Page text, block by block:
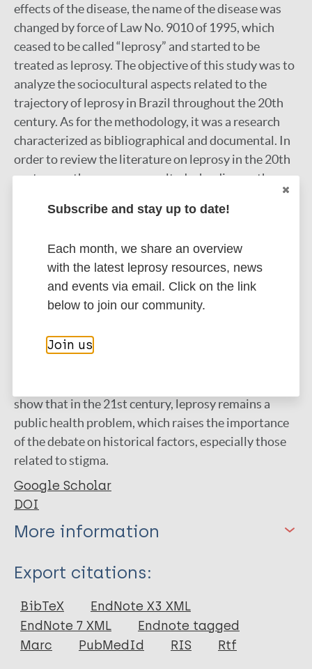
effects of the disease, the name of the disease was
changed by force of Law No. 9010 of 1995, which
ceased to be called “leprosy” and started to be
treated as leprosy. The objective of this study was to
analyze the sociocultural aspects related to the
trajectory of leprosy in Brazil throughout the 20th
century. As for the methodology, it was a research
characterized as bibliographical and documental. In
order to review the literature on leprosy in the 20th
century, authors were consulted who discuss the
issue of leprosy from a historical perspective, such as
Alvarenga (2013), Carvalho (2012) and others who
Hochman (1998) and Maciel (2007), in addition to
the theoretical contributions of Goffman (1988) on
the notion of stigma. The documental part
integrated the legislation related to the endemic
despite scientific advances in the field of health and
show that in the 21st century, leprosy remains a
public health problem, which raises the importance
of the debate on historical factors, especially those
related to stigma.
Google Scholar
DOI
More information
Type
Journal Article
Author
Export citations:
BibTeX
EndNote X3 XML
EndNote 7 XML
Endnote tagged
Marc
PubMedId RIS Rtf
Subscribe and stay up to date!
Each month, we share an overview
with the latest leprosy resources, news
and events via email. Click on the link
below to join our community.
Join us